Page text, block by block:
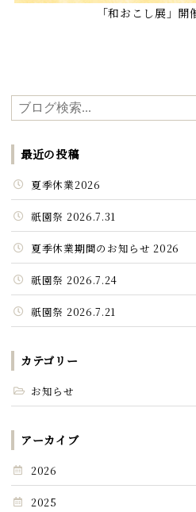
「和おこし展」開
最近の投稿
夏季休業2026
祇園祭 2026.7.31
夏季休業期間のお知らせ 2026
祇園祭 2026.7.24
祇園祭 2026.7.21
カテゴリー
お知らせ
アーカイブ
2026
2025